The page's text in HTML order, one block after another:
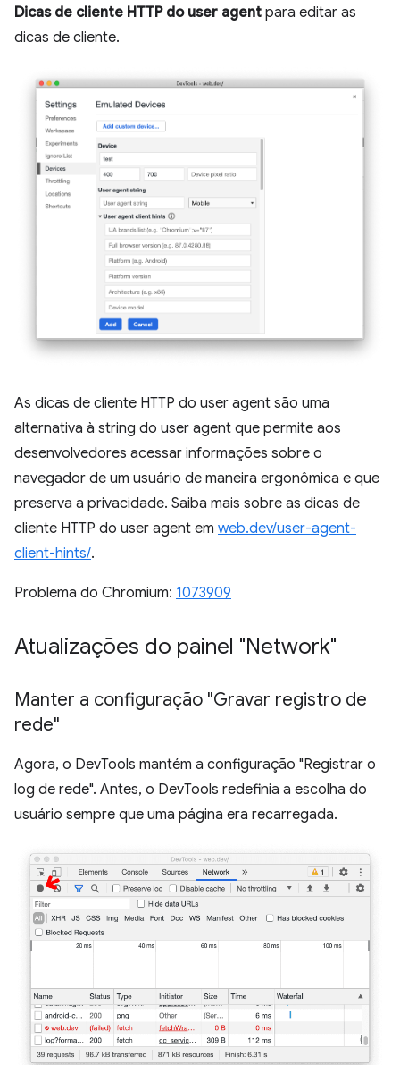
Dicas de cliente HTTP do user agent para editar as
dicas de cliente.
As dicas de cliente HTTP do user agent são uma
alternativa à string do user agent que permite aos
desenvolvedores acessar informações sobre o
navegador de um usuário de maneira ergonômica e que
preserva a privacidade. Saiba mais sobre as dicas de
cliente HTTP do user agent em web.dev/user-agent-
client-hints/.
Problema do Chromium: 1073909
Atualizações do painel "Network"
Manter a configuração "Gravar registro de
rede"
Agora, o DevTools mantém a configuração "Registrar o
log de rede". Antes, o DevTools redefinia a escolha do
usuário sempre que uma página era recarregada.